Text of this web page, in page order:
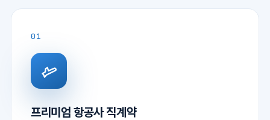
01
프리미엄 항공사 직계약